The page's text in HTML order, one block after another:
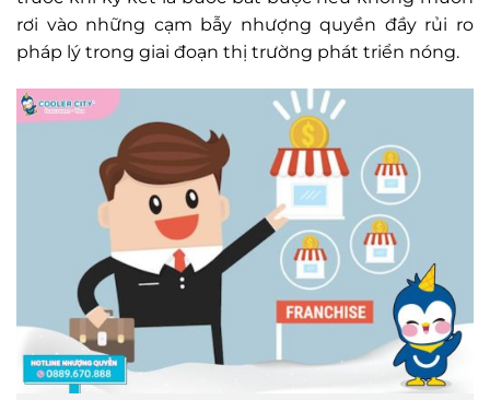
rơi vào những cạm bẫy nhượng quyền đầy rủi ro
pháp lý trong giai đoạn thị trường phát triển nóng.